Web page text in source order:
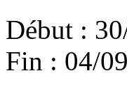
Début :
Fin : 04/